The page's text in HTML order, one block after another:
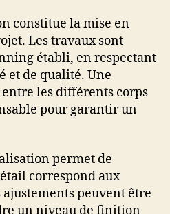
constitue la mise en
Les travaux sont
établi, en respectant
et de qualité. Une
les différents corps
pour garantir un
permet de
correspond aux
peuvent être